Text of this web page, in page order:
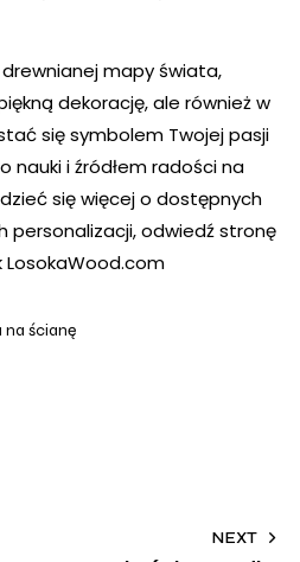
mapy świata,
dekorację, ale również w
się symbolem Twojej pasji
nauki i źródłem radości na
się więcej o dostępnych
personalizacji, odwiedź stronę
LosokaWood.com
na ścianę
NEXT